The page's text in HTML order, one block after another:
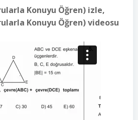
Konuyu Öğren) izle,
Konuyu Öğren) videosu